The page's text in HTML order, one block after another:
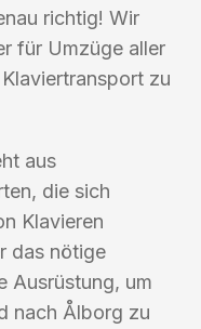
richtig! Wir
für Umzüge aller
zu
aus
die sich
Klavieren
das nötige
Ausrüstung, um
nach Ålborg zu